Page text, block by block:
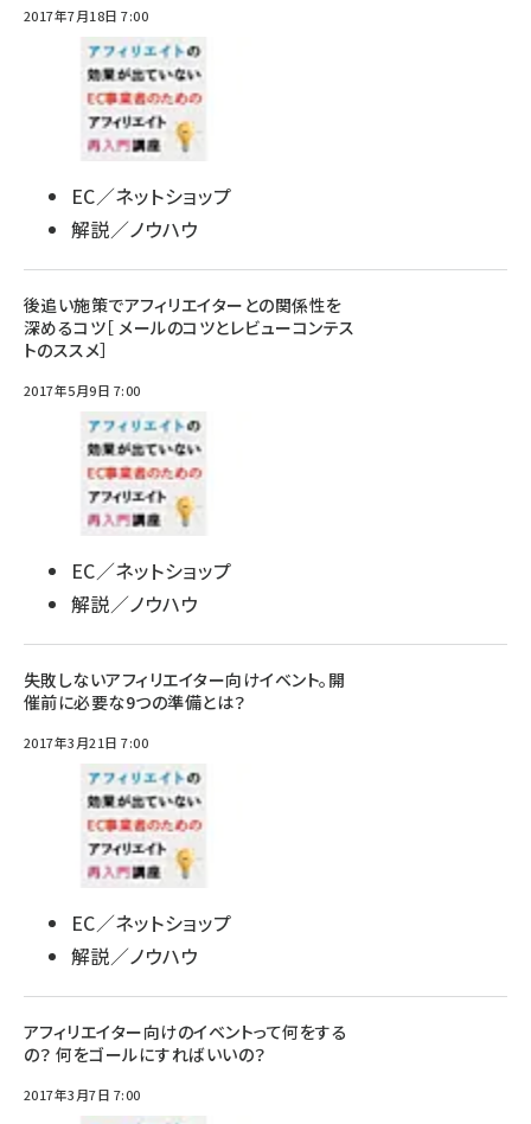
2017年7月18日 7:00
EC／ネットショップ
解説／ノウハウ
後追い施策でアフィリエイターとの関係性を
深めるコツ［ メールのコツとレビューコンテス
トのススメ］
2017年5月9日 7:00
EC／ネットショップ
解説／ノウハウ
失敗しないアフィリエイター向けイベント。開
催前に必要な9つの準備とは？
2017年3月21日 7:00
EC／ネットショップ
解説／ノウハウ
アフィリエイター向けのイベントって何をする
の？ 何をゴールにすればいいの？
2017年3月7日 7:00